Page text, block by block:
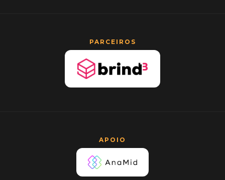
PARCEIROS
APOIO